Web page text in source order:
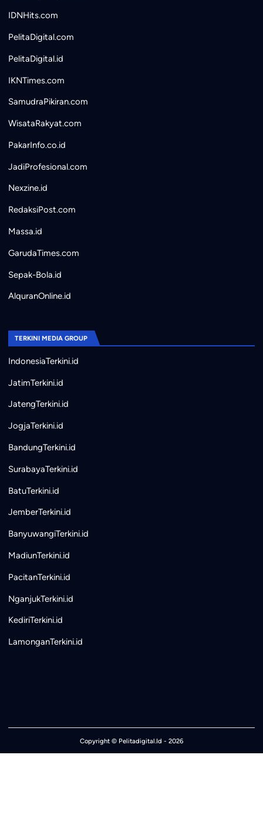
IDNHits.com
PelitaDigital.com
PelitaDigital.id
IKNTimes.com
SamudraPikiran.com
WisataRakyat.com
PakarInfo.co.id
JadiProfesional.com
Nexzine.id
RedaksiPost.com
Massa.id
GarudaTimes.com
Sepak-Bola.id
AlquranOnline.id
TERKINI MEDIA GROUP
IndonesiaTerkini.id
JatimTerkini.id
JatengTerkini.id
JogjaTerkini.id
BandungTerkini.id
SurabayaTerkini.id
BatuTerkini.id
JemberTerkini.id
BanyuwangiTerkini.id
MadiunTerkini.id
PacitanTerkini.id
NganjukTerkini.id
KediriTerkini.id
LamonganTerkini.id
Copyright © Pelitadigital.Id - 2026